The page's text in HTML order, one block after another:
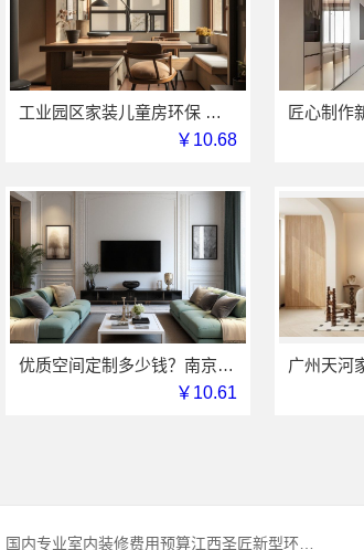
工业园区家装儿童房环保 苏州兔哥哥智装新材料有限公司
￥10.68
优质空间定制多少钱？南京市创亿讯透明报价更实惠
￥10.61